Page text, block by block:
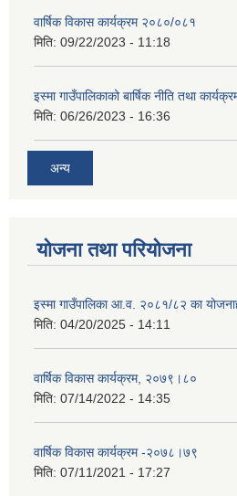
वार्षिक विकास कार्यक्रम २०८०/०८१
मिति: 09/22/2023 - 11:18
इस्मा गाउँपालिकाको बार्षिक नीति तथा
मिति: 06/26/2023 - 16:36
अन्य
योजना तथा परियोजना
इस्मा गाउँपालिका आ.व. २०८१/८२ का
मिति: 04/20/2025 - 14:11
वार्षिक विकास कार्यक्रम, २०७९।८०
मिति: 07/14/2022 - 14:35
वार्षिक विकास कार्यक्रम -२०७८।७९
मिति: 07/11/2021 - 17:27